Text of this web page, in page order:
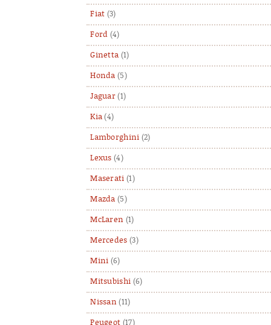
Fiat (3)
Ford (4)
Ginetta (1)
Honda (5)
Jaguar (1)
Kia (4)
Lamborghini (2)
Lexus (4)
Maserati (1)
Mazda (5)
McLaren (1)
Mercedes (3)
Mini (6)
Mitsubishi (6)
Nissan (11)
Peugeot (17)